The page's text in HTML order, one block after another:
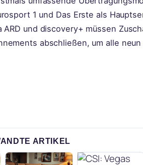
1 und Das Erste als
ARD und discovery+ müssen
abschließen, um alle
ARTIKEL